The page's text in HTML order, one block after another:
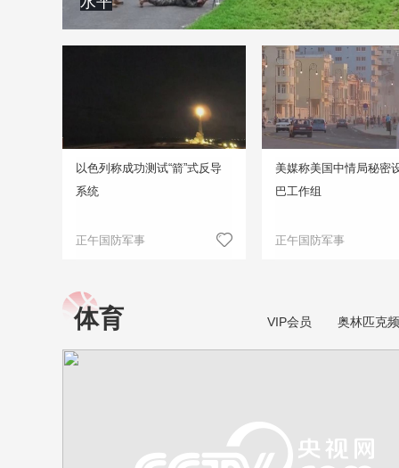
以色列称成功测试“箭”式反导
系统
正午国防军事
美媒称美国中情局秘密
巴工作组
正午国防军事
体育 VIP会员 奥林匹克